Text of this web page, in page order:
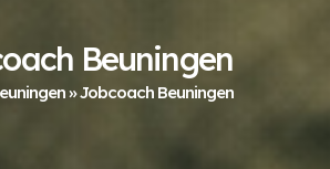
Beuningen
»Jobcoach Beuningen